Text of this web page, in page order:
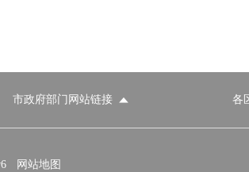
市政府部门网站链接 各
各区政府部门网站 推荐访问网站
委员会
网站地图